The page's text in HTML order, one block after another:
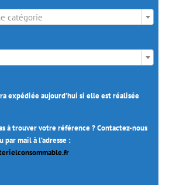
catégorie
expédiée aujourd’hui si elle est réalisée
à trouver votre référence ? Contactez-nous
par mail à l’adresse :